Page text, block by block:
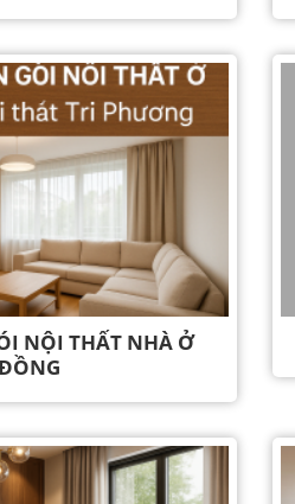
NỘI THẤT NHÀ Ở